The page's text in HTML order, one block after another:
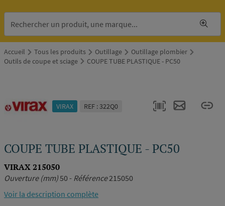
Accueil Tous les produits Outillage
Outillage plombier
Outils de coupe et sciage
COUPE TUBE PLASTIQUE - PC50
VIRAX REF : 322Q0
COUPE TUBE PLASTIQUE - PC50
VIRAX 215050
Ouverture (mm)50 - Référence215050
Voir la description complète